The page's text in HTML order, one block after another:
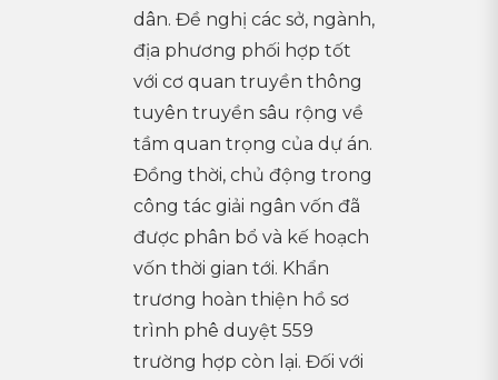
dân. Đề nghị các sở, ngành,
địa phương phối hợp tốt
với cơ quan truyền thông
tuyên truyền sâu rộng về
tầm quan trọng của dự án.
Đồng thời, chủ động trong
công tác giải ngân vốn đã
được phân bổ và kế hoạch
vốn thời gian tới. Khẩn
trương hoàn thiện hồ sơ
trình phê duyệt 559
trường hợp còn lại. Đối với